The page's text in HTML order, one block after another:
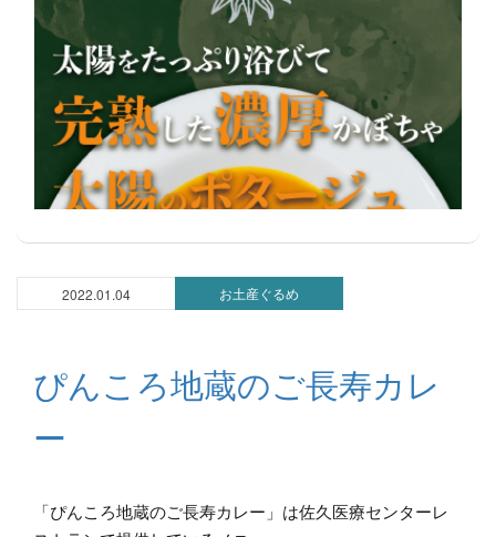
2022.01.04 お土産ぐるめ
ぴんころ地蔵のご長寿カレ
ー
「ぴんころ地蔵のご長寿カレー」は佐久医療センターレ